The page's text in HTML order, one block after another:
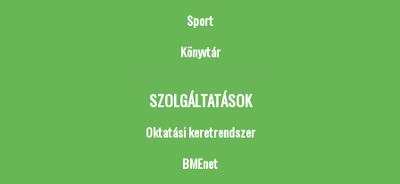
Sport
Könyvtár
SZOLGÁLTATÁSOK
Oktatási keretrendszer
BMEnet